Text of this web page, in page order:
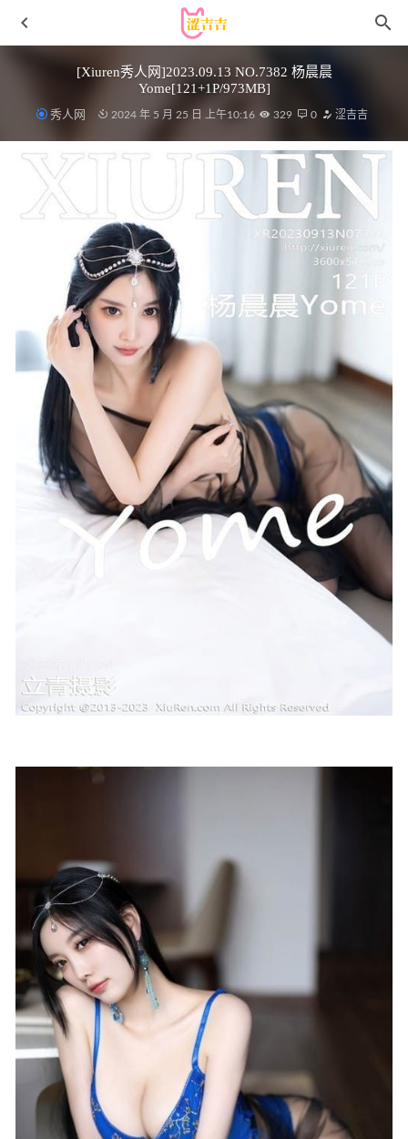
[Xiuren秀人网]2023.09.13 NO.7382 杨晨晨
Yome[121+1P/973MB]
秀人网 2024 年 5 月 25 日 上午10:16 329 0 涩吉吉
장주(Isabella) – 029 ARTGRAVIA_VOL454[93P-152MB]
2022-12-07
[YouMi尤蜜荟]2022.04.08 VOL.774 尤妮丝Egg[74+1P／
649MB] 2023-01-25
[喵糖映画]VOL.380 海边长裙 [20P/472MB]
2023-01-25
[Xiuren秀人网]2023.10.31 NO.7589 安然anran[80+1P/747MB]
2024-03-03
ZziZzi – NO.12 [DJAWA] No.317 Shorts [47P-828MB]
05-16